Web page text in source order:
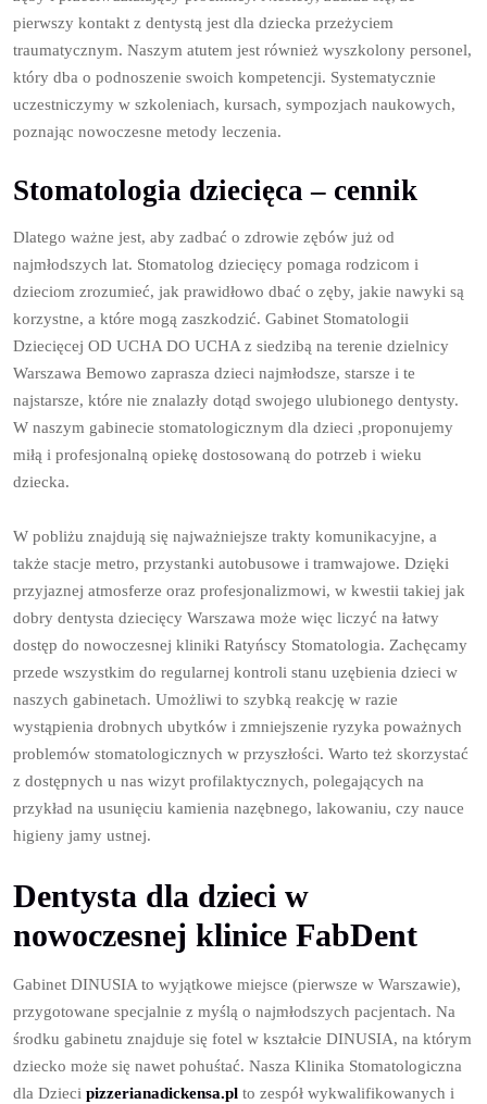
pierwszy kontakt z dentystą jest dla dziecka przeżyciem
traumatycznym. Naszym atutem jest również wyszkolony personel,
który dba o podnoszenie swoich kompetencji. Systematycznie
uczestniczymy w szkoleniach, kursach, sympozjach naukowych,
poznając nowoczesne metody leczenia.
Stomatologia dziecięca – cennik
Dlatego ważne jest, aby zadbać o zdrowie zębów już od
najmłodszych lat. Stomatolog dziecięcy pomaga rodzicom i
dzieciom zrozumieć, jak prawidłowo dbać o zęby, jakie nawyki są
korzystne, a które mogą zaszkodzić. Gabinet Stomatologii
Dziecięcej OD UCHA DO UCHA z siedzibą na terenie dzielnicy
Warszawa Bemowo zaprasza dzieci najmłodsze, starsze i te
najstarsze, które nie znalazły dotąd swojego ulubionego dentysty.
W naszym gabinecie stomatologicznym dla dzieci ,proponujemy
miłą i profesjonalną opiekę dostosowaną do potrzeb i wieku
dziecka.
W pobliżu znajdują się najważniejsze trakty komunikacyjne, a
także stacje metro, przystanki autobusowe i tramwajowe. Dzięki
przyjaznej atmosferze oraz profesjonalizmowi, w kwestii takiej jak
dobry dentysta dziecięcy Warszawa może więc liczyć na łatwy
dostęp do nowoczesnej kliniki Ratyńscy Stomatologia. Zachęcamy
przede wszystkim do regularnej kontroli stanu uzębienia dzieci w
naszych gabinetach. Umożliwi to szybką reakcję w razie
wystąpienia drobnych ubytków i zmniejszenie ryzyka poważnych
problemów stomatologicznych w przyszłości. Warto też skorzystać
z dostępnych u nas wizyt profilaktycznych, polegających na
przykład na usunięciu kamienia nazębnego, lakowaniu, czy nauce
higieny jamy ustnej.
Dentysta dla dzieci w
nowoczesnej klinice FabDent
Gabinet DINUSIA to wyjątkowe miejsce (pierwsze w Warszawie),
przygotowane specjalnie z myślą o najmłodszych pacjentach. Na
środku gabinetu znajduje się fotel w kształcie DINUSIA, na którym
dziecko może się nawet pohuśtać. Nasza Klinika Stomatologiczna
dla Dzieci pizzerianadickensa.pl to zespół wykwalifikowanych i